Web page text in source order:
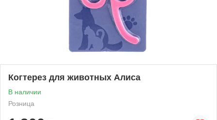
Когтерез для животных Алиса
В наличии
Розница